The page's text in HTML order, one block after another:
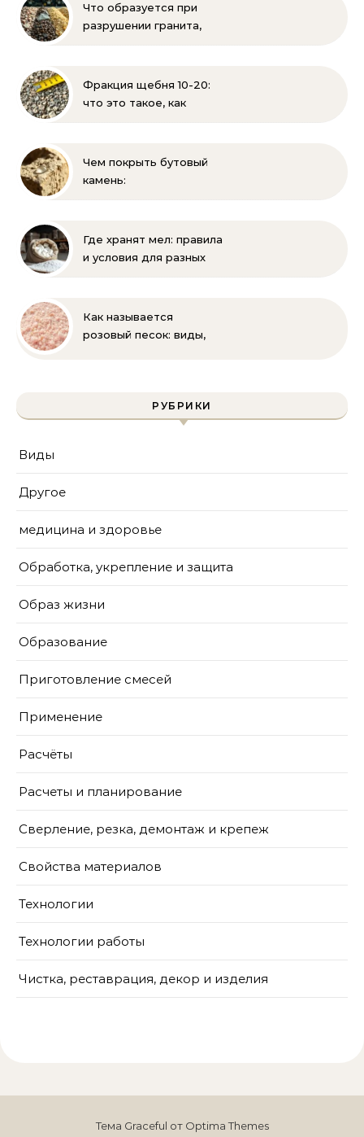
Что образуется при
разрушении гранита,
Геология и
Фракция щебня 10-20:
что это такое, как
Чем покрыть бутовый
камень:
известняка
Где хранят мел: правила
и условия для разных
Как называется
розовый песок: виды,
РУБРИКИ
Виды
Другое
медицина и здоровье
Обработка, укрепление и защита
Образ жизни
Образование
Приготовление смесей
Применение
Расчёты
Расчеты и планирование
Сверление, резка, демонтаж и крепеж
Свойства материалов
Технологии
Технологии работы
Чистка, реставрация, декор и изделия
Тема Graceful от Optima Themes